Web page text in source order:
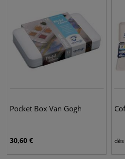
Pocket Box Van Gogh
30,60 € dès